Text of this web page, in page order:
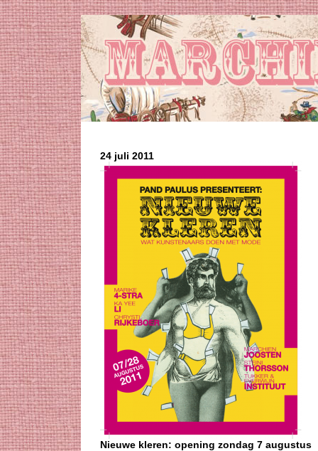
24 juli 2011
Nieuwe kleren: opening zondag 7 augustus